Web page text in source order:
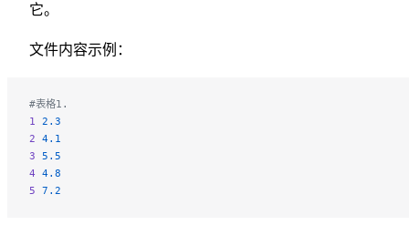
它。
文件内容示例：
#表格1.
1
2.3
2 4.1
3 5.5
4 4.8
5 7.2